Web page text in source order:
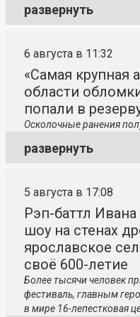
развернуть
6 августа в 11:32
«Самая крупная
области
попали в
Осколочные ранения
развернуть
5 августа в 17:08
Рэп-баттл
шоу на стенах
ярославское
своё 600-летие
Более тысячи человек
фестиваль, главным
в мире 16-лепестковая